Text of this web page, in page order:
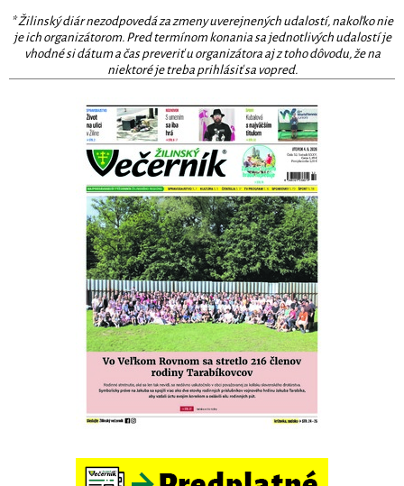
* Žilinský diár nezodpovedá za zmeny uverejnených udalostí, nakoľko nie
je ich organizátorom. Pred termínom konania sa jednotlivých udalostí je
vhodné si dátum a čas preveriť u organizátora aj z toho dôvodu, že na
niektoré je treba prihlásiť sa vopred.